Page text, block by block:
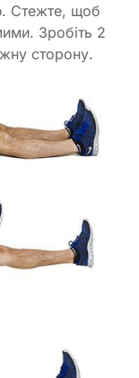
Стежте, щоб
Зробіть 2
сторону.